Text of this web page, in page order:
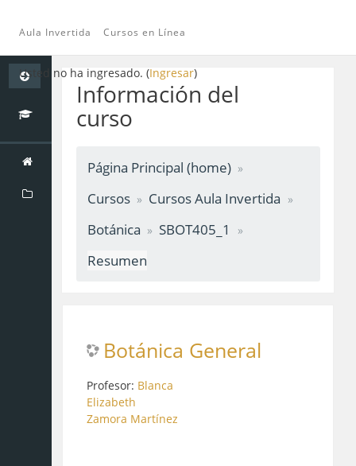
Saltar
contenido
principal
Aula Invertida Cursos en Línea
Usted no ha ingresado. (Ingresar)
Información del
curso
Página Principal (home)
Cursos
Cursos Aula Invertida
Botánica
SBOT405_1
Resumen
Botánica General
Profesor: Blanca
Elizabeth
Zamora Martínez